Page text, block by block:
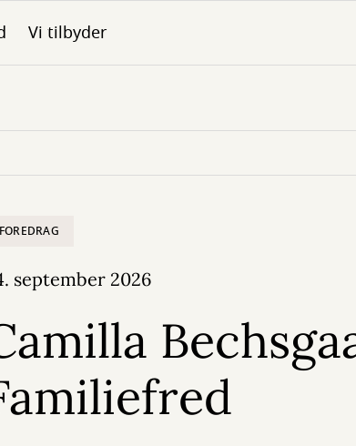
Vi tilbyder
FOREDRAG
september 2026